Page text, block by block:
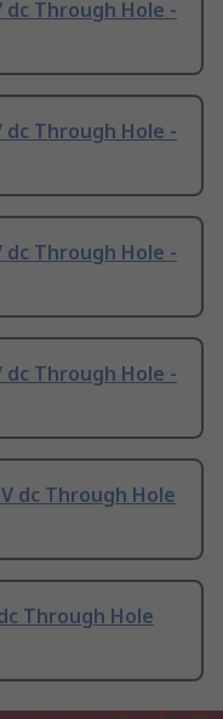
dc Through Hole -
dc Through Hole -
dc Through Hole -
dc Through Hole -
dc Through Hole
Through Hole